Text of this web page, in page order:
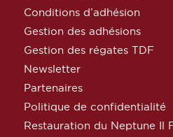
Conditions d’adhésion
Gestion des adhésions
Gestion des régates TDF
Newsletter
Partenaires
Politique de confidentialité
Restauration du Neptune Il